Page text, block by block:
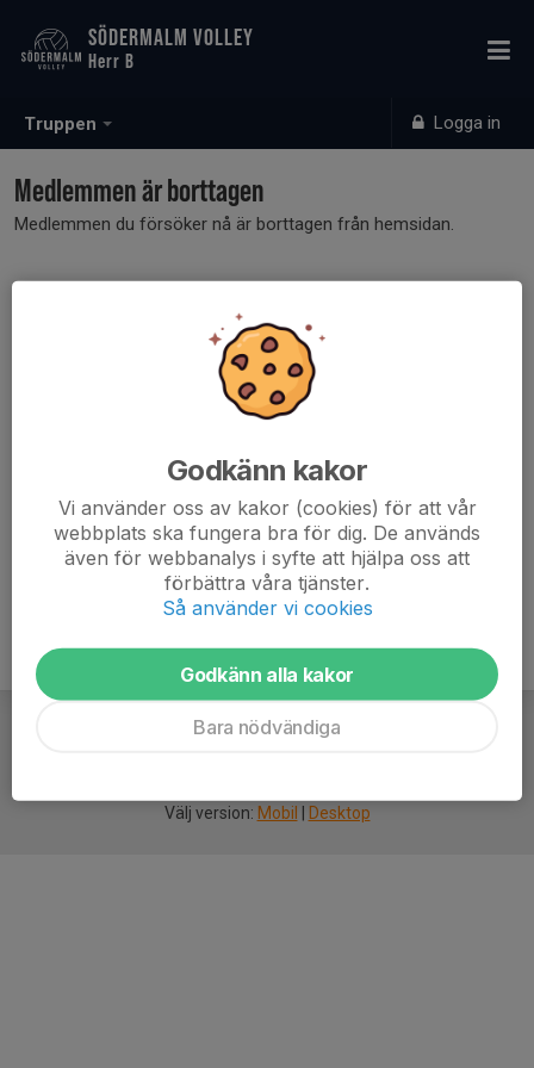
Truppen Logga in
SÖDERMALM VOLLEY
Herr B
Medlemmen är borttagen
Medlemmen du försöker nå är borttagen från hemsidan.
Välj version: Mobil Desktop
Godkänn kakor
Vi använder oss av kakor (cookies) för att vår
webbplats ska fungera bra för dig. De används
även för webbanalys i syfte att hjälpa oss att
förbättra våra tjänster.
Så använder vi cookies
Godkänn alla kakor
Bara nödvändiga